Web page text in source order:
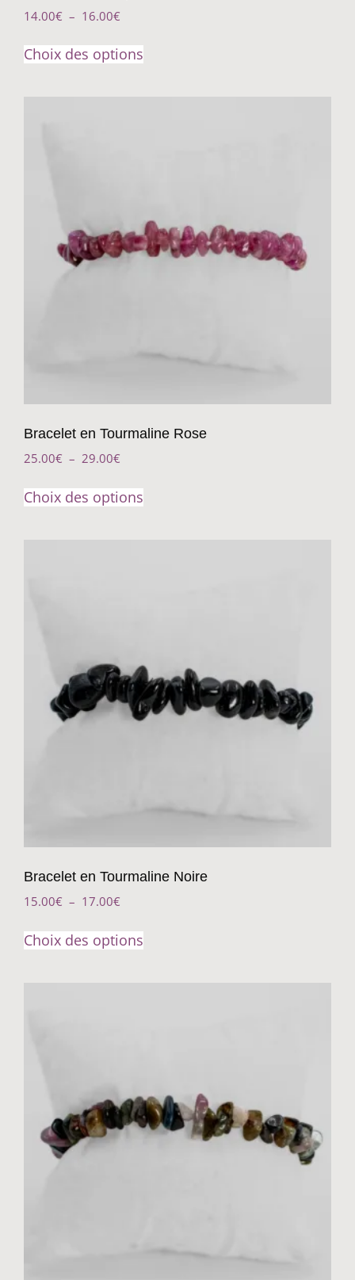
14.00€ – 16.00€
Choix des options
Bracelet en Tourmaline Rose
25.00€ – 29.00€
Choix des options
Bracelet en Tourmaline Noire
15.00€ – 17.00€
Choix des options